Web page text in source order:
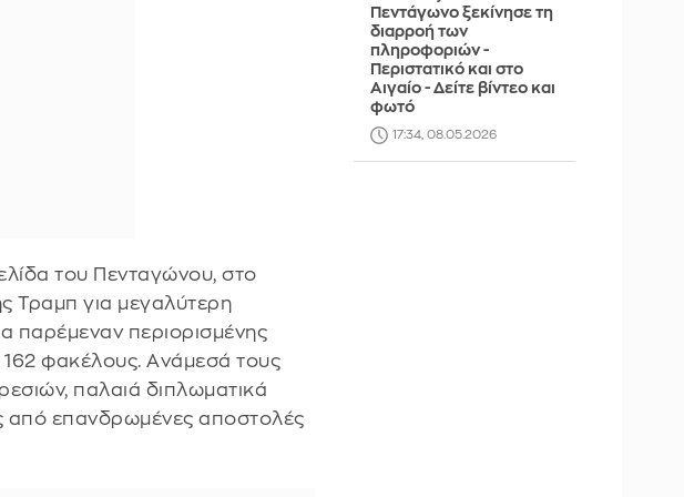
του Πενταγώνου, στο
Τραμπ για μεγαλύτερη
παρέμεναν περιορισμένης
φακέλους. Aνάμεσά τους
παλαιά διπλωματικά
από επανδρωμένες αποστολές
Πεντάγωνο ξεκίνησε τη
διαρροή των
πληροφοριών -
Περιστατικό και στο
Αιγαίο - Δείτε βίντεο και
φωτό
17:34, 08.05.2026